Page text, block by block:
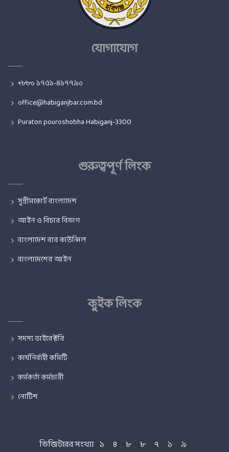
যোগাযোগ
+৮৮০ ১৭৫১-৪১৭৭৯০
office@habiganjbar.com.bd
Puraton pouroshobha Habiganj-3300
গুরুত্বপূর্ণ লিংক
সুপ্রীমকোর্ট বাংলাদেশ
আইন ও বিচার বিভাগ
বাংলাদেশ বার কাউন্সিল
বাংলাদেশের আইন
কুইক লিংক
সদস্য ডাইরেক্টরি
কার্যনির্বাহী কমিটি
কর্মকর্তা কর্মচারী
নোটিশ
ভিজিটরের সংখ্যা ১ ৪ ৮ ৮ ৭ ১ ৯